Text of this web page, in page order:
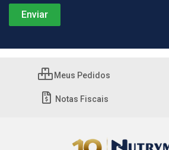
Meus Pedidos
Notas Fiscais